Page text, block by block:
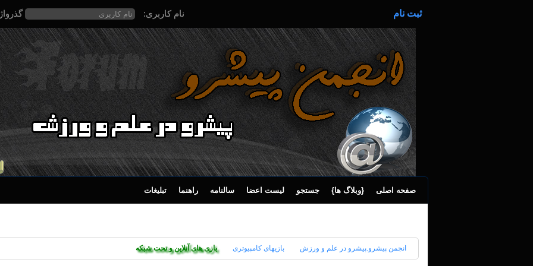
ثبت نام نام کاربری:
صفحه اصلی {وبلاگ ها} جستجو لیست اعضا سالنامه راهنما تبلیغات
انجمن پیشرو.پیشرو در علم و ورزش بازیهای کامپیوتری بازی های آنلاین و تحت شبکه